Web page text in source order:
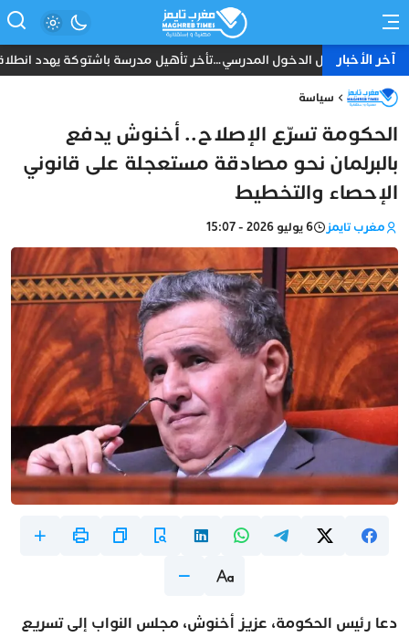
آخر الأخبارقبل الدخول المدرسي…تأخر تأهيل مدرسة باشتوكة يهدد انطلاقة
سياسة
الحكومة تسرّع الإصلاح.. أخنوش يدفع
بالبرلمان نحو مصادقة مستعجلة على قانوني
الإحصاء والتخطيط
مغرب تايمز 6 يوليو 2026 - 15:07
دعا رئيس الحكومة، عزيز أخنوش، مجلس النواب إلى تسريع